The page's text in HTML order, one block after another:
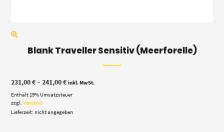
Blank Traveller Sensitiv (Meerforelle)
231,00€–241,00€Preisspanne:
bis
inkl. MwSt.
Enthält 19% Umsatzsteuer
zzgl.Versand
Lieferzeit: nicht angegeben